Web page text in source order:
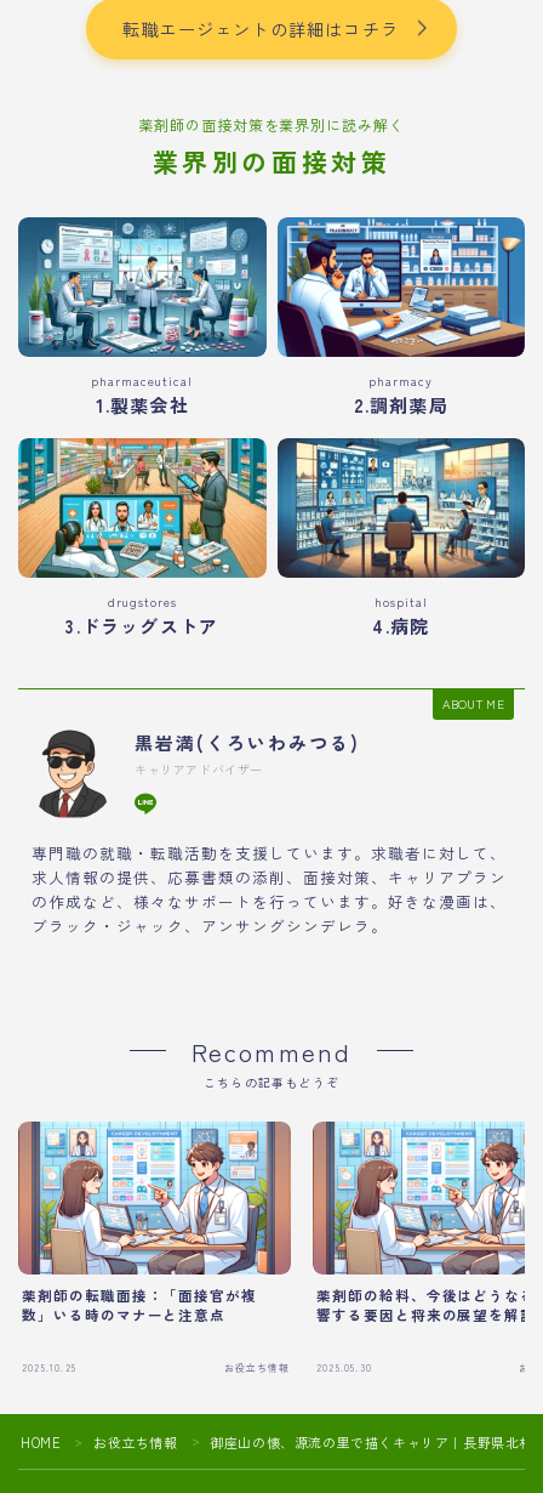
転職エージェントの詳細はコチラ
薬剤師の面接対策を業界別に読み解く
業界別の面接対策
pharmaceutical
1.製薬会社
pharmacy
2.調剤薬局
drugstores
3.ドラッグストア
hospital
4.病院
ABOUT ME
黒岩満(くろいわみつる)
キャリアアドバイザー
専門職の就職・転職活動を支援しています。求職者に対して、
求人情報の提供、応募書類の添削、面接対策、キャリアプラン
の作成など、様々なサポートを行っています。好きな漫画は、
ブラック・ジャック、アンサングシンデレラ。
Recommend
こちらの記事もどうぞ
薬剤師の転職面接：「面接官が複
数」いる時のマナーと注意点
2025.10.25 お役立ち情報
薬剤師の給料、今後はどうなる
響する要因と将来の展望を解説
2025.05.30 お
HOME ＞ お役立ち情報 ＞ 御座山の懐、源流の里で描くキャリア｜長野県北相